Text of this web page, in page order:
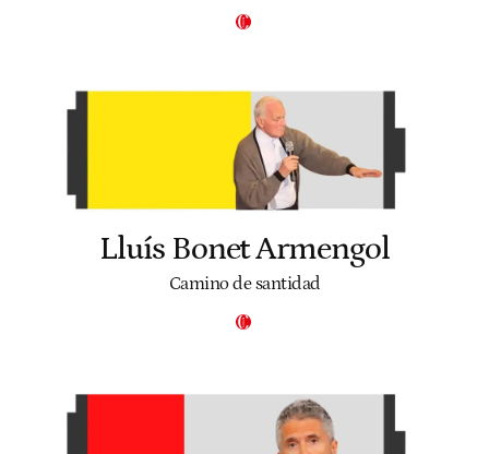
Lluís Bonet Armengol
Camino de santidad